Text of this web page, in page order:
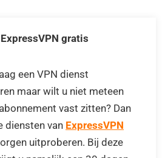
gratis
een VPN dienst
maar wilt u niet meteen
vast zitten? Dan
diensten van ExpressVPN
uitproberen. Bij deze